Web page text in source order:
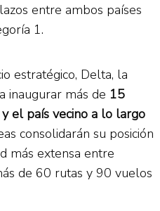
entre ambos países
1.
estratégico, Delta, la
inaugurar más de 15
el país vecino a lo largo
consolidarán su posición
más extensa entre
de 60 rutas y 90 vuelos